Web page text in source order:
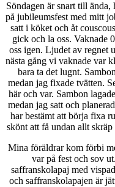
Söndagen är snart till
på jubileumsfest med mitt
satt i köket och åt
gick och la oss. Vaknade
oss igen. Ljudet av regnet
nästa gång vi vaknade var
bara ta det lugnt.
medan jag fixade tvätten.
här och var. Sambon
medan jag satt och
har bestämt att börja fixa
skönt att få undan allt
Mina föräldrar kom förbi
var på fest och sov
saffranskolapaj med
och saffranskolapajen är